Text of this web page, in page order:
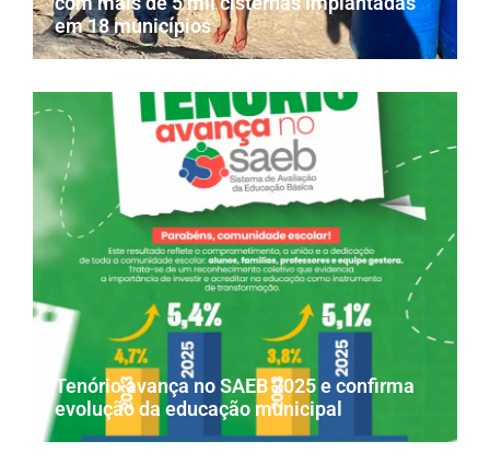
em 18 municípios
Tenório avança no SAEB 2025 e confirma
evolução da educação municipal